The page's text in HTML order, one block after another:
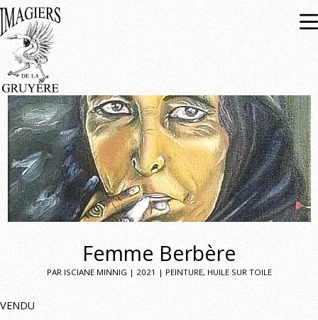
Femme Berbère
PAR ISCIANE MINNIG | 2021 | PEINTURE, HUILE SUR TOILE
VENDU
À venir
Passées